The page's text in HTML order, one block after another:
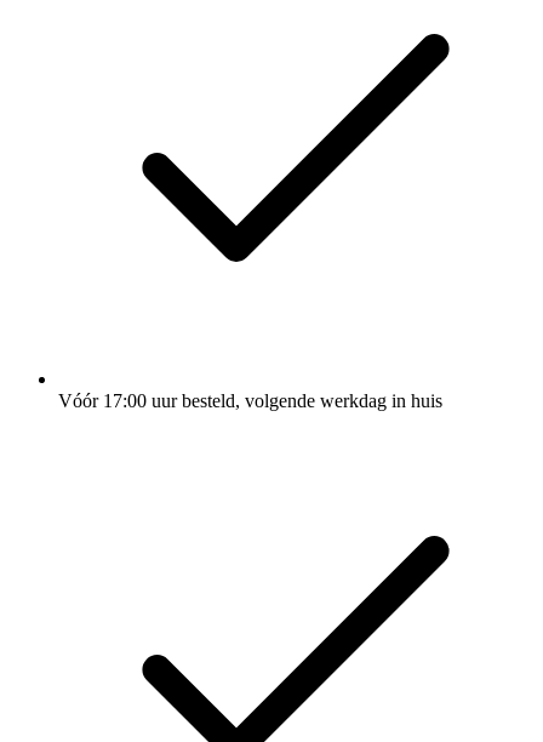
Vóór 17:00 uur besteld, volgende werkdag in huis